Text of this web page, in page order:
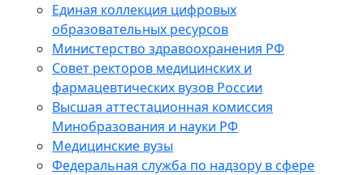
Единая коллекция цифровых
образовательных ресурсов
Министерство здравоохранения РФ
Совет ректоров медицинских и
фармацевтических вузов России
Высшая аттестационная комиссия
Минобразования и науки РФ
Медицинские вузы
Федеральная служба по надзору в сфере